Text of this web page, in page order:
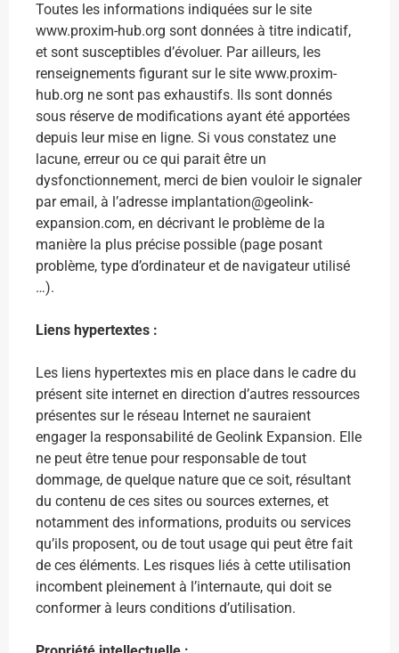
Toutes les informations indiquées sur le site
www.proxim-hub.org sont données à titre indicatif,
et sont susceptibles d’évoluer. Par ailleurs, les
renseignements figurant sur le site www.proxim-
hub.org ne sont pas exhaustifs. Ils sont donnés
sous réserve de modifications ayant été apportées
depuis leur mise en ligne. Si vous constatez une
lacune, erreur ou ce qui parait être un
dysfonctionnement, merci de bien vouloir le signaler
par email, à l’adresse implantation@geolink-
expansion.com, en décrivant le problème de la
manière la plus précise possible (page posant
problème, type d’ordinateur et de navigateur utilisé
…).
Liens hypertextes :
Les liens hypertextes mis en place dans le cadre du
présent site internet en direction d’autres ressources
présentes sur le réseau Internet ne sauraient
engager la responsabilité de Geolink Expansion. Elle
ne peut être tenue pour responsable de tout
dommage, de quelque nature que ce soit, résultant
du contenu de ces sites ou sources externes, et
notamment des informations, produits ou services
qu’ils proposent, ou de tout usage qui peut être fait
de ces éléments. Les risques liés à cette utilisation
incombent pleinement à l’internaute, qui doit se
conformer à leurs conditions d’utilisation.